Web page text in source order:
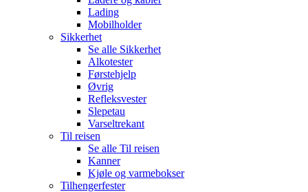
Lading
Mobilholder
Sikkerhet
Se alle Sikkerhet
Alkotester
Førstehjelp
Øvrig
Refleksvester
Slepetau
Varseltrekant
Til reisen
Se alle Til reisen
Kanner
Kjøle og varmebokser
Tilhengerfester